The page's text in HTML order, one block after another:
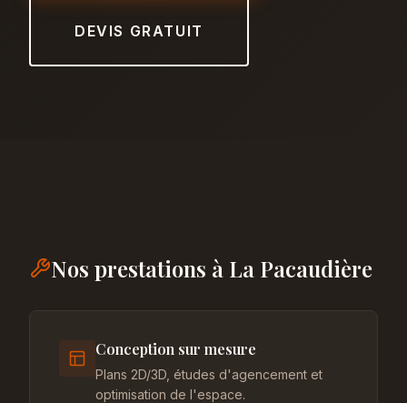
DEVIS GRATUIT
Nos prestations à La Pacaudière
Conception sur mesure
Plans 2D/3D, études d'agencement et
optimisation de l'espace.